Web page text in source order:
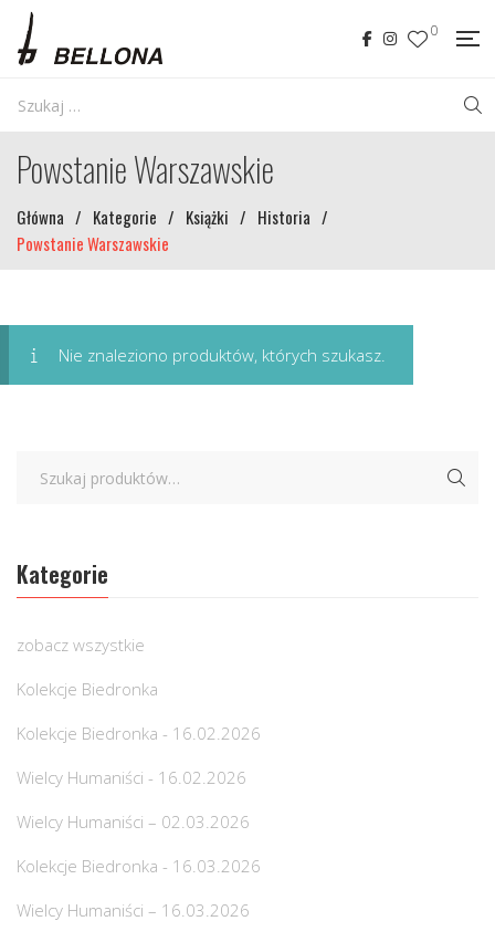
0
Powstanie Warszawskie
Główna / Kategorie / Książki / Historia /
Powstanie Warszawskie
Nie znaleziono produktów, których szukasz.
Kategorie
zobacz wszystkie
Kolekcje Biedronka
Kolekcje Biedronka - 16.02.2026
Wielcy Humaniści - 16.02.2026
Wielcy Humaniści – 02.03.2026
Kolekcje Biedronka - 16.03.2026
Wielcy Humaniści – 16.03.2026